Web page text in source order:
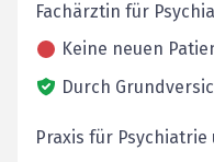
Fachärztin für
Keine neuen
Durch
Praxis für